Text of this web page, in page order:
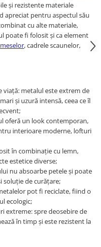
și rezistente materiale
apreciat pentru aspectul său
cu alte materiale,
poate fi folosit și ca element
, cadrele scaunelor,
viață: metalul este extrem de
și uzură intensă, ceea ce îl
oferă un look contemporan,
interioare moderne, lofturi
în combinație cu lemn,
estetice diverse;
nu absoarbe petele și poate
soluție de curățare;
pot fi reciclate, fiind o
ecologic;
extreme: spre deosebire de
în timp și este rezistent la